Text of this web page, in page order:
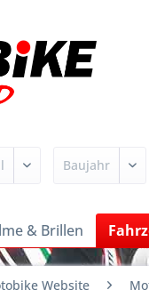
& Brillen
Website